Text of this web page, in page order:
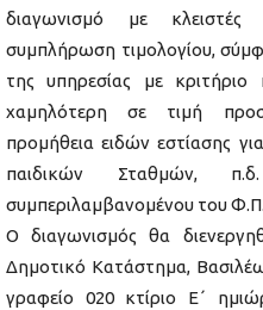
διαγωνισμό με κλειστές
συμπλήρωση τιμολογίου,
της υπηρεσίας με
χαμηλότερη σε τιμή
προμήθεια ειδών εστίασης
παιδικών Σταθμών,
συμπεριλαμβανομένου του
Ο διαγωνισμός θα
Δημοτικό Κατάστημα,
γραφείο 020 κτίριο Ε΄